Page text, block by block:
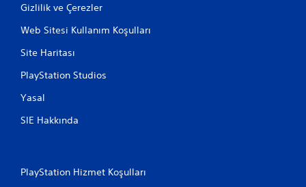
Gizlilik ve Çerezler
Web Sitesi Kullanım Koşulları
Site Haritası
PlayStation Studios
Yasal
SIE Hakkında
PlayStation Hizmet Koşulları